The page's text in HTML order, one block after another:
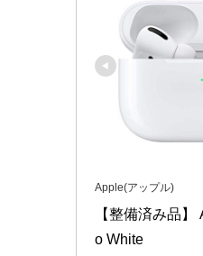
Apple(アップル)
【整備済み品
o White